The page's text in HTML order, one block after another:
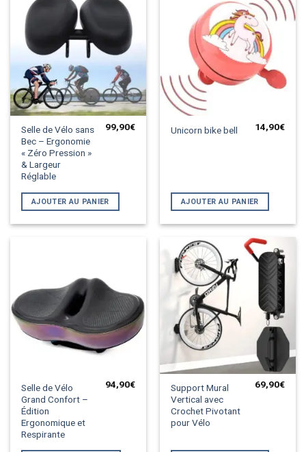
peuvent
être
choisies
sur
la
page
du
produit
Selle de Vélo sans
Bec – Ergonomie
« Zéro Pression »
& Largeur
Réglable
99,90€
AJOUTER AU PANIER
Unicorn bike bell 14,90€
AJOUTER AU PANIER
Selle de Vélo
Grand Confort –
Édition
Ergonomique et
Respirante
94,90€
Ce
produit
a
plusieurs
Support Mural
Vertical avec
Crochet Pivotant
pour Vélo
69,90€